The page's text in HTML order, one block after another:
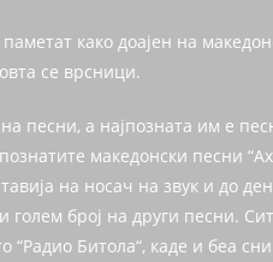
како доајен на
се врсници.
песни, а најпозната им е
македонски песни
на носач на звук и до
голем број на други песни.
“Радио Битола“, каде и беа